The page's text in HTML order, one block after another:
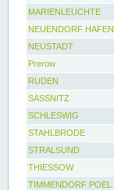
MARIENLEUCHTE
NEUENDORF HAFEN
NEUSTADT
Prerow
RUDEN
SASSNITZ
SCHLESWIG
STAHLBRODE
STRALSUND
THIESSOW
TIMMENDORF POEL